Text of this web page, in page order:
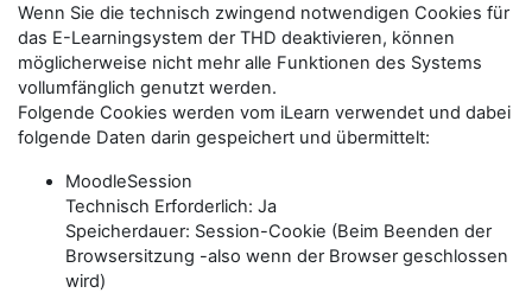
Wenn Sie die technisch zwingend notwendigen Cookies für
das E-Learningsystem der THD deaktivieren, können
möglicherweise nicht mehr alle Funktionen des Systems
vollumfänglich genutzt werden.
Folgende Cookies werden vom iLearn verwendet und dabei
folgende Daten darin gespeichert und übermittelt:
MoodleSession
Technisch Erforderlich: Ja
Speicherdauer: Session-Cookie (Beim Beenden der
Browsersitzung -also wenn der Browser geschlossen
wird)